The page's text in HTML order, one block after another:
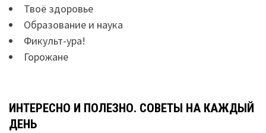
Твоё здоровье
Образование и наука
Фикульт-ура!
Горожане
ИНТЕРЕСНО И ПОЛЕЗНО. СОВЕТЫ НА КАЖДЫЙ
ДЕНЬ